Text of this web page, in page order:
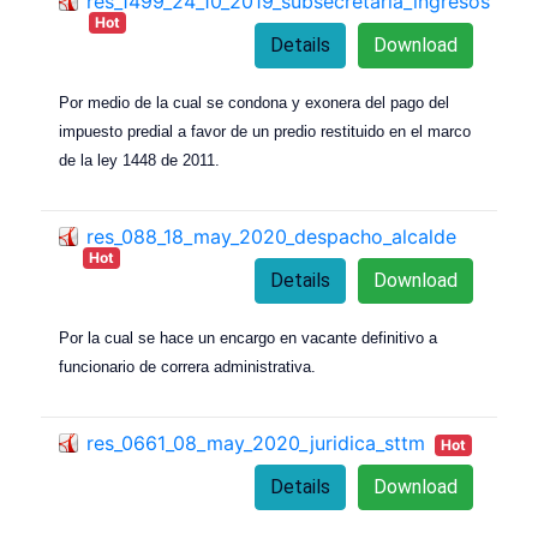
Hot
Download
Details
Por medio de la cual se condona y exonera del pago del
impuesto predial a favor de un predio restituido en el marco
de la ley 1448 de 2011.
res_088_18_may_2020_despacho_alcalde
Hot
Download
Details
Por la cual se hace un encargo en vacante definitivo a
funcionario de correra administrativa.
res_0661_08_may_2020_juridica_sttm Hot
Download
Details